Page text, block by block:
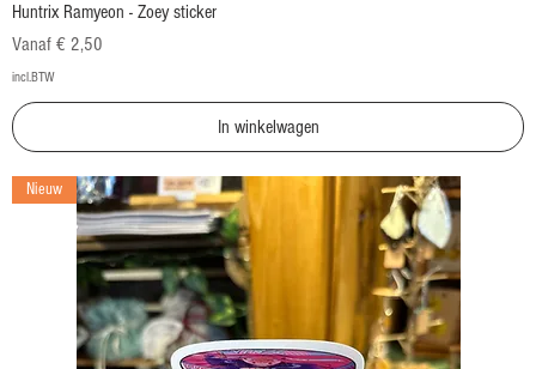
Huntrix Ramyeon - Zoey sticker
Vanaf € 2,50
Verkoopprijs
incl.BTW
In winkelwagen
Nieuw